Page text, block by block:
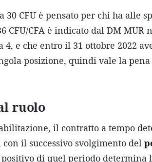
30 CFU è pensato per chi ha alle
CFU/CFA è indicato dal DM
e che entro il 31 ottobre 2022
posizione, quindi vale la
ruolo
il contratto a tempo
con il successivo svolgimento del
di quel periodo